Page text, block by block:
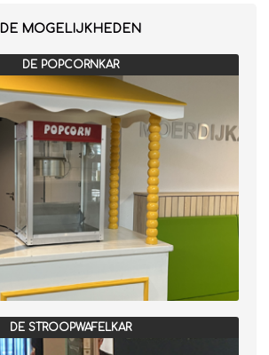
DE MOGELIJKHEDEN
DE POPCORNKAR
DE STROOPWAFELKAR